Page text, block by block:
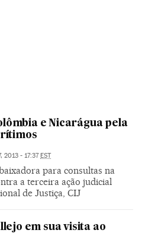
e Nicarágua pela
2013 - 17:37EST
para consultas na
a terceira ação judicial
de Justiça, CIJ
em sua visita ao